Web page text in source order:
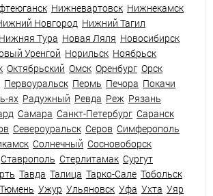
Нижневартовск Нижнекамск
Новгород Нижний Тагил
Нижняя Тура Новая Ляля Новосибирск
Уренгой Норильск Ноябрьск
Октябрьский Омск Оренбург Орск
Первоуральск Пермь Печора Покачи
ях Радужный Ревда Реж Рязань
Самара Санкт-Петербург Саранск
Североуральск Серов Симферополь
Солнечный Сосновоборск
Ставрополь Стерлитамак Сургут
Тавда Талица Тарко-Сале Тобольск
Тюмень Ужур Ульяновск Уфа Ухта Уяр